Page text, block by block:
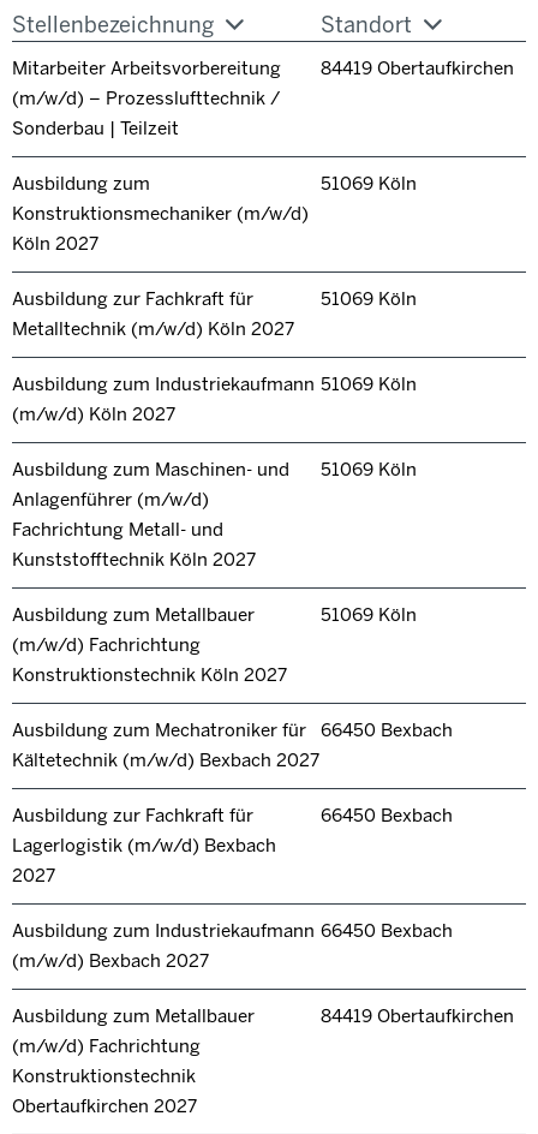
Stellenbezeichnung Standort
Mitarbeiter Arbeitsvorbereitung
(m/w/d) – Prozesslufttechnik /
Sonderbau | Teilzeit
84419 Obertaufkirchen
Ausbildung zum
Konstruktionsmechaniker (m/w/d)
Köln 2027
51069 Köln
Ausbildung zur Fachkraft für
Metalltechnik (m/w/d) Köln 2027
51069 Köln
Ausbildung zum Industriekaufmann
(m/w/d) Köln 2027
51069 Köln
Ausbildung zum Maschinen- und
Anlagenführer (m/w/d)
Fachrichtung Metall- und
Kunststofftechnik Köln 2027
51069 Köln
Ausbildung zum Metallbauer
(m/w/d) Fachrichtung
Konstruktionstechnik Köln 2027
51069 Köln
Ausbildung zum Mechatroniker für
Kältetechnik (m/w/d) Bexbach 2027
66450 Bexbach
Ausbildung zur Fachkraft für
Lagerlogistik (m/w/d) Bexbach
2027
66450 Bexbach
Ausbildung zum Industriekaufmann
(m/w/d) Bexbach 2027
66450 Bexbach
Ausbildung zum Metallbauer
(m/w/d) Fachrichtung
Konstruktionstechnik
Obertaufkirchen 2027
84419 Obertaufkirchen